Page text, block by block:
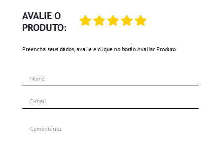
AVALIE O
PRODUTO:
Preencha seus dados, avalie e clique no botão Avaliar Produto.